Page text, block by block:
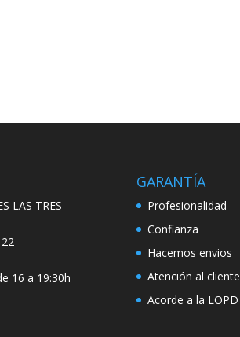
LAS TRES
16 a 19:30h
GARANTÍA
Profesionalidad
Confianza
Hacemos envios
Atención al cliente
Acorde a la LOPD